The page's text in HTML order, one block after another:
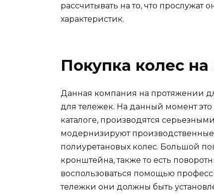
рассчитывать на то, что
характеристик.
Покупка колес
Данная компания на протяжении
для тележек. На данный момент
каталоге, производятся
модернизируют
полиуретановых колес. Большой
кронштейна, также то есть
воспользоваться помощью
тележки они должны быть